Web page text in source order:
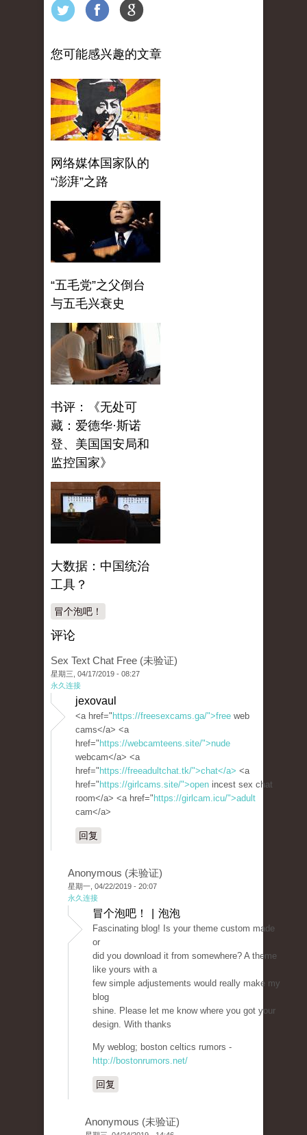
您可能感兴趣的文章
网络媒体国家队的
“澎湃”之路
“五毛党”之父倒台
与五毛兴衰史
书评：《无处可
藏：爱德华·斯诺
登、美国国安局和
监控国家》
大数据：中国统治
工具？
冒个泡吧！
评论
Sex Text Chat Free (未验证)
星期三, 04/17/2019 - 08:27
永久连接
jexovaul
<a href=" https://freesexcams.ga/">free web
cams</a> <a
href=" https://webcamteens.site/">nude
webcam</a> <a
href=" https://freeadultchat.tk/">chat</a> <a
href=" https://girlcams.site/">open incest sex chat
room</a> <a href=" https://girlcam.icu/">adult
cam</a>
回复
Anonymous (未验证)
星期一, 04/22/2019 - 20:07
永久连接
冒个泡吧！ | 泡泡
Fascinating blog! Is your theme custom made
or
did you download it from somewhere? A theme
like yours with a
few simple adjustements would really make my
blog
shine. Please let me know where you got your
design. With thanks
My weblog; boston celtics rumors -
http://bostonrumors.net/
回复
Anonymous (未验证)